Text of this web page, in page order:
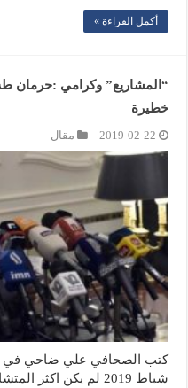
أكمل القراءة »
“المشاريع” وكرامي :حرمان
خطيرة
2019-02-22 مقال